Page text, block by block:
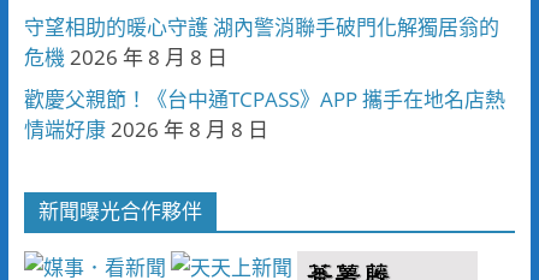
守望相助的暖心守護 湖內警消聯手破門化解獨居翁的
危機 2026 年 8 月 8 日
歡慶父親節！《台中通TCPASS》APP 攜手在地名店熱
情端好康 2026 年 8 月 8 日
新聞曝光合作夥伴